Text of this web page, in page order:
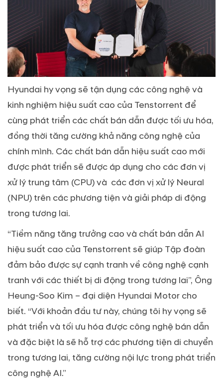
Hyundai hy vọng sẽ tận dụng các công nghệ và
kinh nghiệm hiệu suất cao của Tenstorrent để
cùng phát triển các chất bán dẫn được tối ưu hóa,
đồng thời tăng cường khả năng công nghệ của
chính mình. Các chất bán dẫn hiệu suất cao mới
được phát triển sẽ được áp dụng cho các đơn vị
xử lý trung tâm (CPU) và các đơn vị xử lý Neural
(NPU) trên các phương tiện và giải pháp di động
trong tương lai.
“Tiềm năng tăng trưởng cao và chất bán dẫn AI
hiệu suất cao của Tenstorrent sẽ giúp Tập đoàn
đảm bảo được sự cạnh tranh về công nghệ cạnh
tranh với các thiết bị di động trong tương lai”, Ông
Heung-Soo Kim – đại diện Hyundai Motor cho
biết. “Với khoản đầu tư này, chúng tôi hy vọng sẽ
phát triển và tối ưu hóa được công nghệ bán dẫn
và đặc biệt là sẽ hỗ trợ các phương tiện di chuyển
trong tương lai, tăng cường nội lực trong phát triển
công nghệ AI.”